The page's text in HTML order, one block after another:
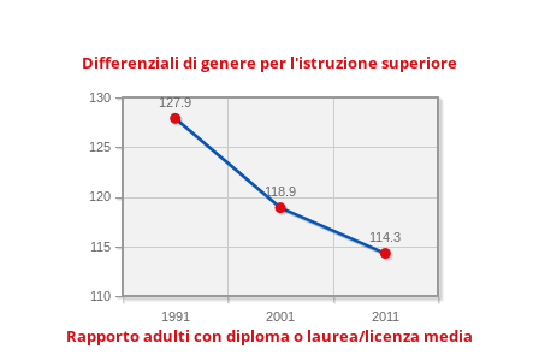
Differenziali di genere per l'istruzione superiore
1991 2001 2011
110
115
120
125
130
114.3
118.9
127.9
Rapporto adulti con diploma o laurea/licenza media